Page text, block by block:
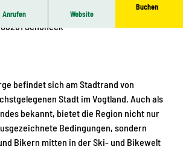
Anrufen Website
Buchen
Schöneck
befindet sich am Stadtrand von
Stadt im Vogtland. Auch als
bekannt, bietet die Region nicht nur
Bedingungen, sondern
Bikern mitten in der Ski- und Bikewelt